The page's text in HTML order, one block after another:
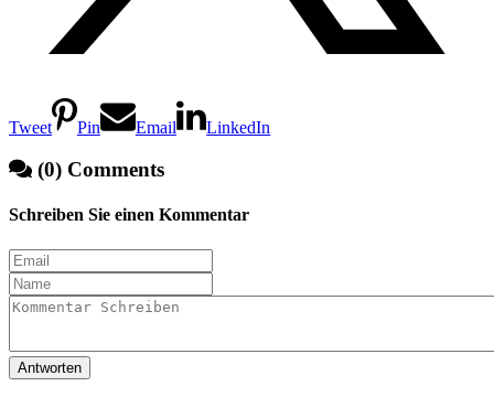
Tweet Pin Email LinkedIn
(0) Comments
Schreiben Sie einen Kommentar
Antworten